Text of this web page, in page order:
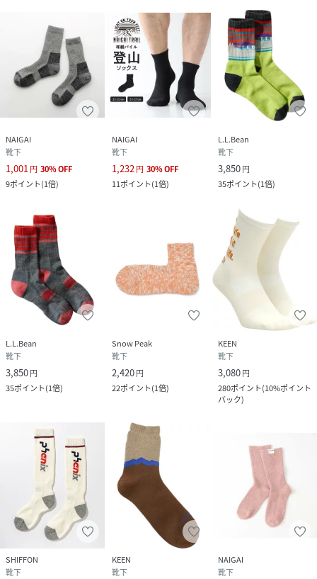
NAIGAI
靴下
1,001 円 30%OFF
9ポイント(1倍)
NAIGAI
靴下
1,232 円 30%OFF
11ポイント(1倍)
L.L.Bean
靴下
3,850円
35ポイント(1倍)
L.L.Bean
靴下
3,850円
35ポイント(1倍)
Snow Peak
靴下
2,420円
22ポイント(1倍)
KEEN
靴下
3,080円
280ポイント(10%ポイント
バック)
SHIFFON
靴下
KEEN
靴下
NAIGAI
靴下